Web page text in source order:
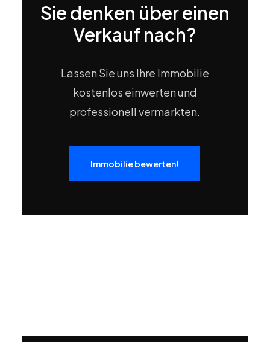
Sie denken über einen
Verkauf nach?
Lassen Sie uns Ihre Immobilie
kostenlos einwerten und
professionell vermarkten.
Immobilie bewerten!